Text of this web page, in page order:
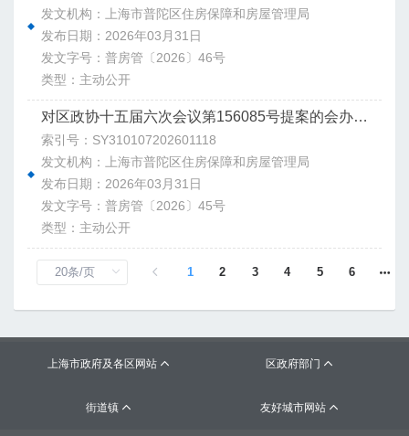
发文机构：上海市普陀区住房保障和房屋管理局
发布日期：2026年03月31日
发文字号：普房管〔2026〕46号
类型：主动公开
对区政协十五届六次会议第156085号提案的会办意见
索引号：SY310107202601118
发文机构：上海市普陀区住房保障和房屋管理局
发布日期：2026年03月31日
发文字号：普房管〔2026〕45号
类型：主动公开
1 2 3 4 5 6
上海市政府及各区网站  区政府部门 
街道镇  友好城市网站 